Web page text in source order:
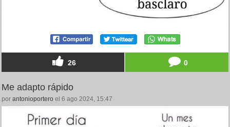
26 0
Me adapto rápido
por antonioportero el 6 ago 2024, 15:47